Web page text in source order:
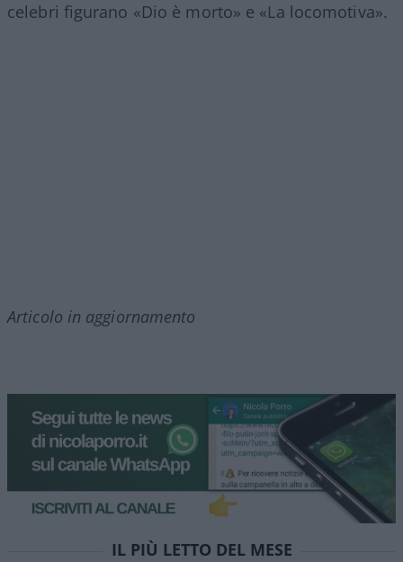
celebri figurano «Dio è morto» e «La locomotiva».
Articolo in aggiornamento
IL PIÙ LETTO DEL MESE